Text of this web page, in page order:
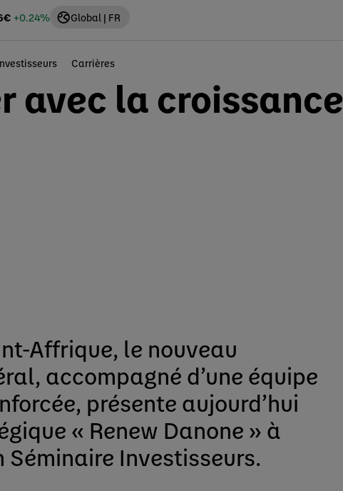
Carrières
€ +0.24% Global | FR
avec la croissance
Affrique, le nouveau
accompagné d’une équipe
présente aujourd’hui
« Renew Danone » à
Séminaire Investisseurs.